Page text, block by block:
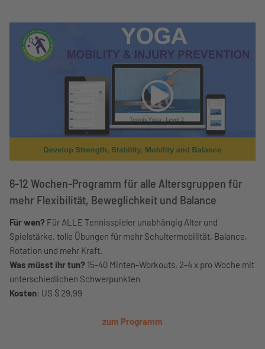
6-12 Wochen-Programm für alle Altersgruppen für
mehr Flexibilität, Beweglichkeit und Balance
Für wen? Für ALLE Tennisspieler unabhängig Alter und
Spielstärke, tolle Übungen für mehr Schultermobilität, Balance,
Rotation und mehr Kraft.
Was müsst ihr tun? 15-40 Minten-Workouts, 2-4 x pro Woche mit
unterschiedlichen Schwerpunkten
Kosten: US $ 29,99
zum Programm